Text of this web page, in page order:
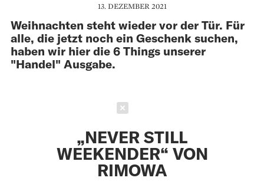
13. DEZEMBER 2021
Weihnachten steht wieder vor der Tür. Für
alle, die jetzt noch ein Geschenk suchen,
haben wir hier die 6 Things unserer
"Handel" Ausgabe.
„NEVER STILL
WEEKENDER“ VON
RIMOWA